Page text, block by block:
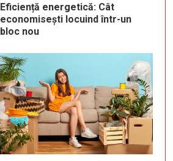
Eficiență energetică: Cât
economisești locuind într-un
bloc nou